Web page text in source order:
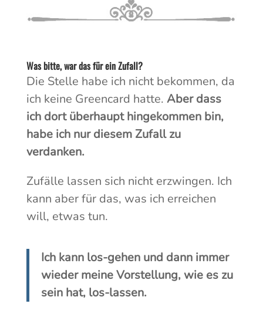
Was bitte, war das für ein Zufall?
Die Stelle habe ich nicht bekommen, da
ich keine Greencard hatte. Aber dass
ich dort überhaupt hingekommen bin,
habe ich nur diesem Zufall zu
verdanken.
Zufälle lassen sich nicht erzwingen. Ich
kann aber für das, was ich erreichen
will, etwas tun.
Ich kann los-gehen und dann immer
wieder meine Vorstellung, wie es zu
sein hat, los-lassen.